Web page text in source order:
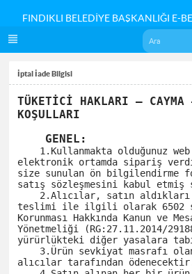
FINDIKLI BELEDİYE BAŞKANLIĞI E-
İptal İade Bilgisi
TÜKETİCİ HAKLARI –
KOŞULLARI
    GENEL:
elektronik ortamda sipariş
size sunulan ön bilgilendirme
satış sözleşmesini kabul etmiş
teslimi ile ilgili olarak 6502
Korunması Hakkında Kanun ve
Yönetmeliği (RG:27.11.2014/
yürürlükteki diğer yasalara
alıcılar tarafından